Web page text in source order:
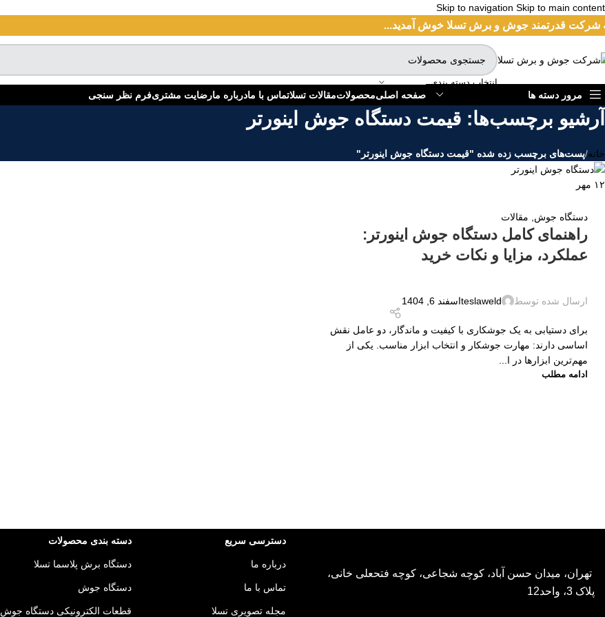
Skip to navigation Skip to main content
شرکت قدرتمند جوش و برش تسلا خوش آمدید...
انتخاب دسته بندی
مرور دسته ها صفحه اصلیمحصولاتمقالات تسلاتماس با مادرباره مارضایت مشتریفرم نظر سنجی
آرشیو برچسب‌ها: قیمت دستگاه جوش اینورتر
خانه/پست‌های برچسب زده شده "قیمت دستگاه جوش اینورتر"
۱۲ مهر
دستگاه جوش, مقالات
راهنمای کامل دستگاه جوش اینورتر:
عملکرد، مزایا و نکات خرید
ارسال شده توسط teslaweldاسفند 6, 1404
برای دستیابی به یک جوشکاری با کیفیت و ماندگار، دو عامل نقش
اساسی دارند: مهارت جوشکار و انتخاب ابزار مناسب. یکی از
مهم‌ترین ابزارها در ا...
ادامه مطلب
تهران، میدان حسن آباد، کوچه شجاعی، کوچه فتحعلی خانی،
پلاک 3، واحد12
دسترسی سریع
درباره ما
تماس با ما
مجله تصویری تسلا
دسته بندی محصولات
دستگاه برش پلاسما تسلا
دستگاه جوش
قطعات الکترونیکی دستگاه جوش